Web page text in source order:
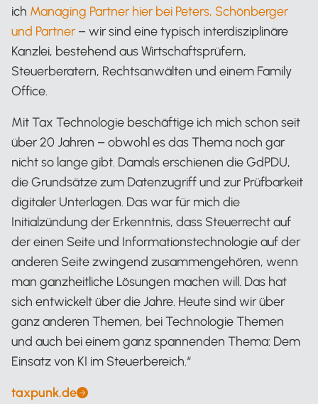
ich Managing Partner hier bei Peters, Schönberger
und Partner – wir sind eine typisch interdisziplinäre
Kanzlei, bestehend aus Wirtschaftsprüfern,
Steuerberatern, Rechtsanwälten und einem Family
Office.
Mit Tax Technologie beschäftige ich mich schon seit
über 20 Jahren – obwohl es das Thema noch gar
nicht so lange gibt. Damals erschienen die GdPDU,
die Grundsätze zum Datenzugriff und zur Prüfbarkeit
digitaler Unterlagen. Das war für mich die
Initialzündung der Erkenntnis, dass Steuerrecht auf
der einen Seite und Informationstechnologie auf der
anderen Seite zwingend zusammengehören, wenn
man ganzheitliche Lösungen machen will. Das hat
sich entwickelt über die Jahre. Heute sind wir über
ganz anderen Themen, bei Technologie Themen
und auch bei einem ganz spannenden Thema: Dem
Einsatz von KI im Steuerbereich.“
taxpunk.de